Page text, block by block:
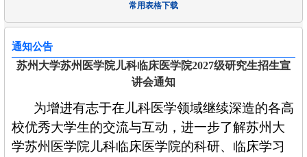
常用表格下载
通知公告
苏州⼤学苏州医学院⼉科临床医学院2027级研究生招生宣
讲会通知
为增进有志于在儿科医学领域继续深造的各高
校优秀大学生的交流与互动，进一步了解苏州大
学苏州医学院儿科临床医学院的科研、临床学习